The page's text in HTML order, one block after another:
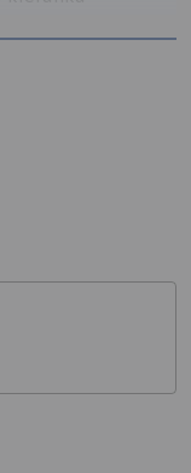
w kierunku
i przez